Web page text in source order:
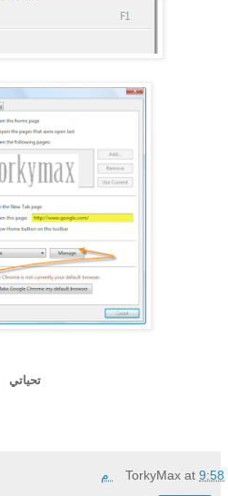
تحياتي
TorkyMax at9:58 م